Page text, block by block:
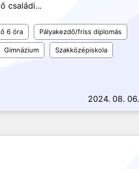
családi...
6 óra Pályakezdő/friss diplomás
Gimnázium Szakközépiskola
2024. 08. 06.